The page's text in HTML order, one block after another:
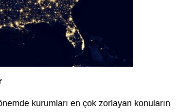
kurumları en çok zorlayan konuların